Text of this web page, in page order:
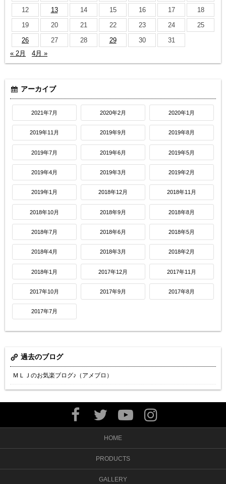
12
13 14 15 16 17
18
19
20 21 22 23 24
25
26
27 28 29 30
31
« 2月
4月 »
アーカイブ
2021年7月 2020年2月 2020年1月
2019年11月 2019年9月 2019年8月
2019年7月 2019年6月 2019年5月
2019年4月 2019年3月 2019年2月
2019年1月 2018年12月 2018年11月
2018年10月 2018年9月 2018年8月
2018年7月 2018年6月 2018年5月
2018年4月 2018年3月 2018年2月
2018年1月 2017年12月 2017年11月
2017年10月 2017年9月 2017年8月
2017年7月
過去のブログ
ＭＬＪのお気楽ブログ♪（アメブロ）
HOME
PRODUCTS
GALLERY